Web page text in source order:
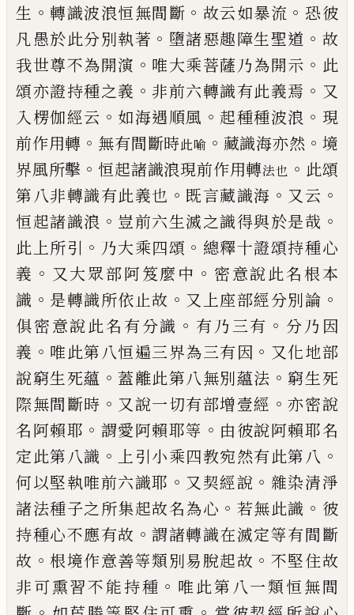
生 。轉識波浪恒無間斷 。 故云如暴流 。 恐彼
凡愚於此分別執著 。 墮諸惡趣障生聖道 。 故
我世尊不為開演 。 唯大乘菩薩乃為開示 。 此
頌亦證持種之義 。 非前六轉識有此義焉 。 又
入楞伽經云 。 如海遇順風 。 起種種波浪 。 現
前作用轉 。 無有間斷時此喻 。 藏識海亦然 。 境
界風所擊 。 恒起諸識浪現前作用轉法也 。 此頌
第八非轉識有此義也 。 既言藏識海 。 又云 。
恒起諸識浪 。 豈前六生滅之識得與於是哉 。
此上所引 。 乃大乘四頌 。 總釋十證頌持種心
義 。 又大眾部阿笈麼中 。 密意說此名根本
識 。 是轉識所依止故 。 又上座部經分別論 。
俱密意說此名有分識 。 有乃三有 。 分乃因
義 。 唯此第八恒遍三界為三有因 。 又化地部
說窮生死蘊 。 蓋離此第八無別蘊法 。 窮生死
際無間斷時 。 又說一切有部增壹經 。亦密說
名阿賴耶 。 謂愛阿賴耶等 。 由彼說阿賴耶名
定此第八識 。 上引小乘四教宛然有此第八 。
何以堅執唯前六識耶 。 又契經說 。 雜染清淨
諸法種子之所集起故名為心 。 若無此識 。 彼
持種心不應有故 。謂諸轉識在滅定等有間斷
故 。根境作意善等類別易脫起故 。 不堅住故
非可熏習不能持種 。 唯此第八一類恒無間